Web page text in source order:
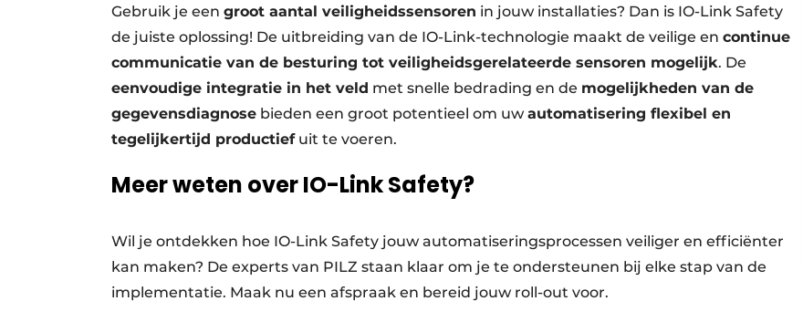
Gebruik je een groot aantal veiligheidssensoren in jouw installaties? Dan is IO-Link Safety
de juiste oplossing! De uitbreiding van de IO-Link-technologie maakt de veilige en continue
communicatie van de besturing tot veiligheidsgerelateerde sensoren mogelijk. De
eenvoudige integratie in het veld met snelle bedrading en de mogelijkheden van de
gegevensdiagnose bieden een groot potentieel om uw automatisering flexibel en
tegelijkertijd productiefuit te voeren.
Meer weten over IO-Link Safety?
Wil je ontdekken hoe IO-Link Safety jouw automatiseringsprocessen veiliger en efficiënter
kan maken? De experts van PILZ staan klaar om je te ondersteunen bij elke stap van de
implementatie. Maak nu een afspraak en bereid jouw roll-out voor.